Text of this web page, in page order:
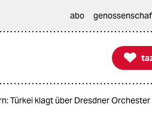
abo

taz
Türkei klagt über Dresdner Orchester